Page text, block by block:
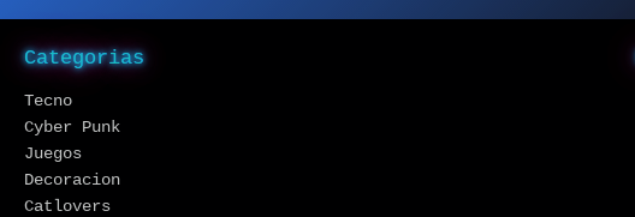
Categorias
Tecno
Cyber Punk
Juegos
Decoracion
Catlovers